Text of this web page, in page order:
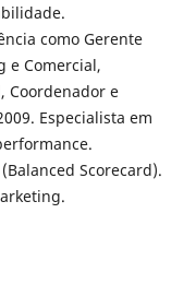
como Gerente
e Comercial,
Coordenador e
Especialista em
Scorecard).